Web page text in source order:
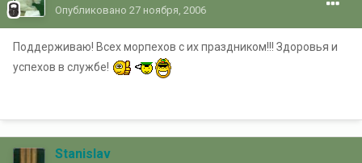
Опубликовано 27 ноября, 2006
Поддерживаю! Всех морпехов с их праздником!!! Здоровья и
успехов в службе!
Stanislav